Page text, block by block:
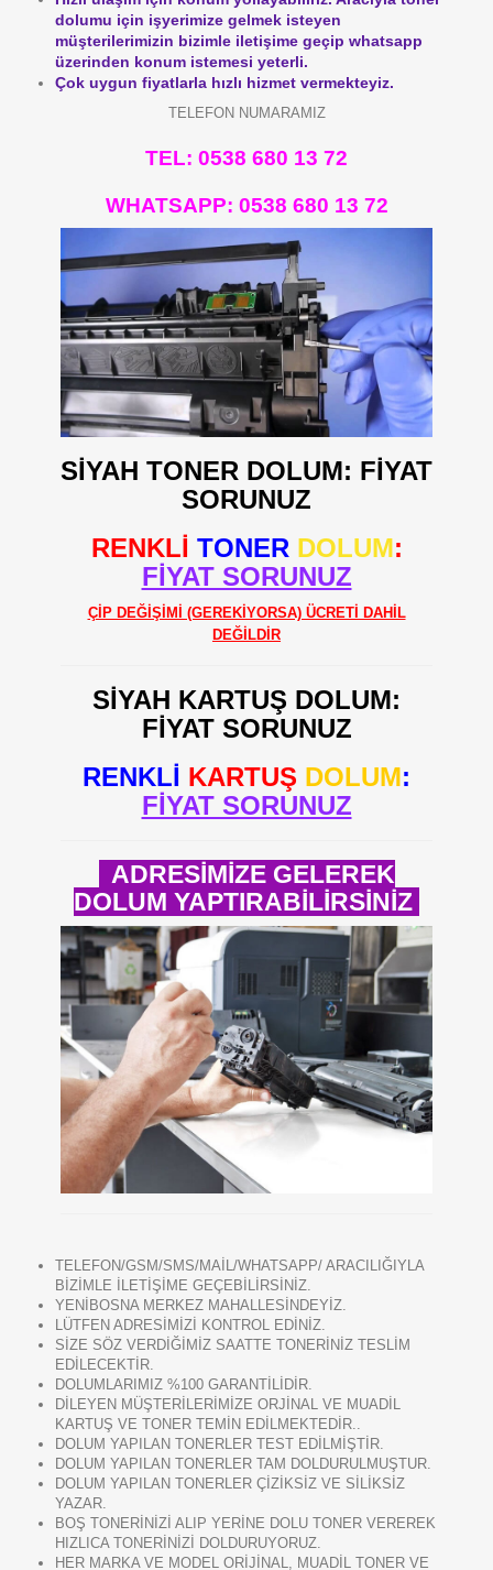
dolumu için işyerimize gelmek isteyen
müşterilerimizin bizimle iletişime geçip whatsapp
üzerinden konum istemesi yeterli.
Çok uygun fiyatlarla hızlı hizmet vermekteyiz.
TELEFON NUMARAMIZ
TEL: 0538 680 13 72
WHATSAPP: 0538 680 13 72
SİYAH TONER DOLUM: FİYAT
SORUNUZ
RENKLİ TONER DOLUM:
FİYAT SORUNUZ
ÇİP DEĞİŞİMİ (GEREKİYORSA) ÜCRETİ DAHİL
DEĞİLDİR
SİYAH KARTUŞ DOLUM:
FİYAT SORUNUZ
RENKLİ KARTUŞ DOLUM:
FİYAT SORUNUZ
ADRESİMİZE GELEREK
DOLUM YAPTIRABİLİRSİNİZ
TELEFON/GSM/SMS/MAİL/WHATSAPP/ ARACILIĞIYLA
BİZİMLE İLETİŞİME GEÇEBİLİRSİNİZ.
YENİBOSNA MERKEZ MAHALLESİNDEYİZ.
LÜTFEN ADRESİMİZİ KONTROL EDİNİZ.
SİZE SÖZ VERDİĞİMİZ SAATTE TONERİNİZ TESLİM
EDİLECEKTİR.
DOLUMLARIMIZ %100 GARANTİLİDİR.
DİLEYEN MÜŞTERİLERİMİZE ORJİNAL VE MUADİL
KARTUŞ VE TONER TEMİN EDİLMEKTEDİR..
DOLUM YAPILAN TONERLER TEST EDİLMİŞTİR.
DOLUM YAPILAN TONERLER TAM DOLDURULMUŞTUR.
DOLUM YAPILAN TONERLER ÇİZİKSİZ VE SİLİKSİZ
YAZAR.
BOŞ TONERİNİZİ ALIP YERİNE DOLU TONER VEREREK
HIZLICA TONERİNİZİ DOLDURUYORUZ.
HER MARKA VE MODEL ORİJİNAL, MUADİL TONER VE